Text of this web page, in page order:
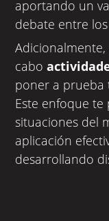
aportando un
debate entre
cabo
poner a prueba
Este enfoque
situaciones del
aplicación
desarrollando